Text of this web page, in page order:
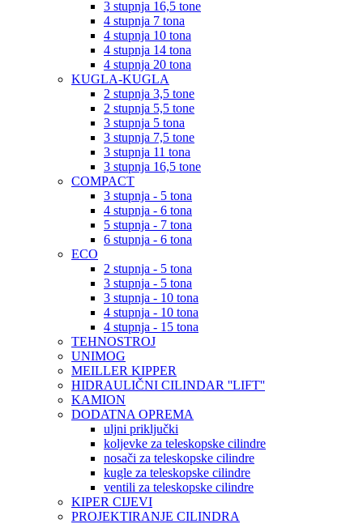
3 stupnja 16,5 tone
4 stupnja 7 tona
4 stupnja 10 tona
4 stupnja 14 tona
4 stupnja 20 tona
KUGLA-KUGLA
2 stupnja 3,5 tone
2 stupnja 5,5 tone
3 stupnja 5 tona
3 stupnja 7,5 tone
3 stupnja 11 tona
3 stupnja 16,5 tone
COMPACT
3 stupnja - 5 tona
4 stupnja - 6 tona
5 stupnja - 7 tona
6 stupnja - 6 tona
ECO
2 stupnja - 5 tona
3 stupnja - 5 tona
3 stupnja - 10 tona
4 stupnja - 10 tona
4 stupnja - 15 tona
TEHNOSTROJ
UNIMOG
MEILLER KIPPER
HIDRAULIČNI CILINDAR ''LIFT''
KAMION
DODATNA OPREMA
uljni priključki
koljevke za teleskopske cilindre
nosači za teleskopske cilindre
kugle za teleskopske cilindre
ventili za teleskopske cilindre
KIPER CIJEVI
PROJEKTIRANJE CILINDRA